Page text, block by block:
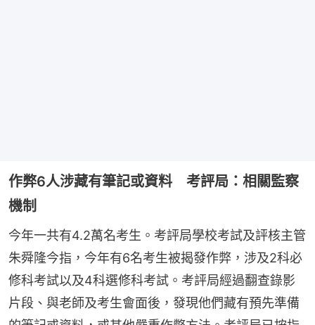
作弊6人涉藏有筆記或資料 考評局：相關監察
機制
今年一共有4.2萬名考生。考評局學校考試及評核主管
朱舜隆今指，今年有6名考生被揭發作弊，涉及2科必
修科考試以及4科選修科考試。考評局經過翻查錄影
片段、與老師及考生會面後，發現他們藏有預先準備